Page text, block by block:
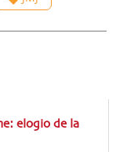
elogio de la